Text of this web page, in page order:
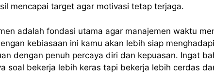
mencapai target agar motivasi tetap terjaga.
adalah fondasi utama agar manajemen waktu
kebiasaan ini kamu akan lebih siap
dengan penuh percaya diri dan kepuasan. Ingat
soal bekerja lebih keras tapi bekerja lebih cerdas